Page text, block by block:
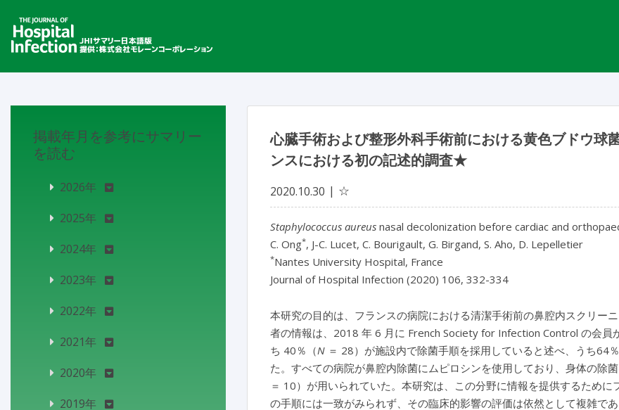
心臓手術および整形外科手術前における黄色ブドウ球
ンスにおける初の記述的調査★
2020.10.30 ☆
Staphylococcus aureus nasal decolonization before cardiac and
C. Ong*, J-C. Lucet, C. Bourigault, G. Birgand, S. Aho, D. Lepelletier
*Nantes University Hospital, France
Journal of Hospital Infection (2020) 106, 332-334
本研究の目的は、フランスの病院における清潔手術前の鼻腔内スクリー
者の情報は、2018 年 6 月に French Society for Infection Control の会員
ち 40％（N ＝ 28）が施設内で除菌手順を採用していると述べ、うち64
た。すべての病院が鼻腔内除菌にムピロシンを使用しており、身体の除
＝ 10）が用いられていた。本研究は、この分野に情報を提供するため
の手順には一致がみられず、その臨床的影響の評価は依然として複雑であ
掲載年月を参考にサマリー
を読む
2026年
2025年
2024年
2023年
2022年
2021年
2020年
2019年